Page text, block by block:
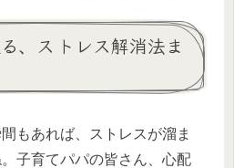
、ストレス解消法ま
もあれば、ストレスが溜ま
子育てパパの皆さん、心配